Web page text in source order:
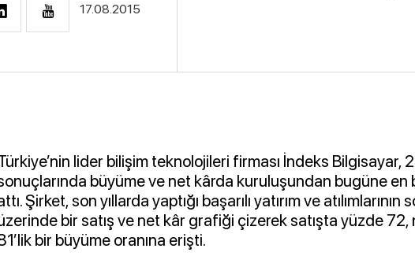
17.08.2015
lider bilişim teknolojileri firması İndeks Bilgisayar,
büyüme ve net kârda kuruluşundan bugüne en
Şirket, son yıllarda yaptığı başarılı yatırım ve
bir satış ve net kâr grafiği çizerek satışta yüzde
bir büyüme oranına erişti.